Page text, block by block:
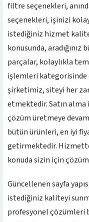
filtre seçenekleri,
seçenekleri, işinizi
istediğiniz hizmet
konusunda,
parçalar, kolaylıkla
işlemleri kategorisinde
şirketimiz, siteyi her
etmektedir. Satın
çözüm üretmeye devam
bütün ürünleri, en iyi
getirmektedir.
konuda sizin için
Güncellenen sayfa
istediğiniz kaliteyi
profesyonel çözümleri